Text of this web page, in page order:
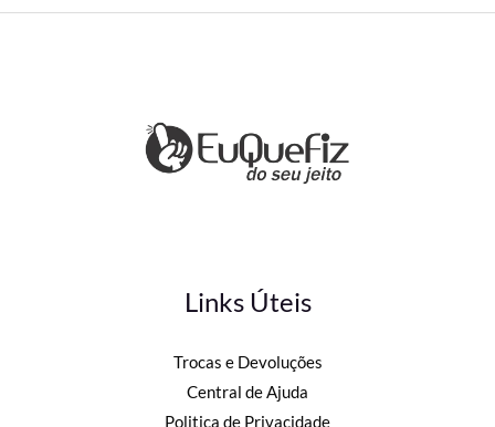
Links Úteis
Trocas e Devoluções
Central de Ajuda
Politica de Privacidade